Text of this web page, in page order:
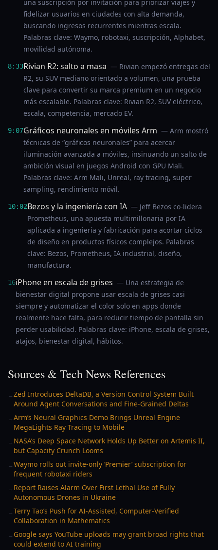
una suscripción por invitación para priorizar viajes y
fidelizar usuarios en ciudades con alta demanda,
buscando ingresos recurrentes mientras escala.
Palabras clave: Waymo, robotaxi, suscripción, Alphabet,
movilidad autónoma.
8:33Rivian R2: salto a masa — Rivian empezó entregas del
R2, su SUV mediano orientado a volumen, una prueba
clave para convertir su marca premium en un negocio
más escalable. Palabras clave: Rivian R2, SUV eléctrico,
escala, competencia, mercado EV.
9:07Gráficos neuronales en móviles Arm — Arm mostró
técnicas de “gráficos neuronales” para acercar
iluminación avanzada a móviles, insinuando un salto de
ambición visual en juegos Android con GPU Mali.
Palabras clave: Arm Mali, Unreal, ray tracing, super
sampling, rendimiento móvil.
10:02Bezos y la ingeniería con IA — Jeff Bezos co-lidera
Prometheus, una apuesta multimillonaria por IA
aplicada a ingeniería y fabricación para acortar ciclos
de diseño en productos físicos complejos. Palabras
clave: Bezos, Prometheus, IA industrial, diseño,
manufactura.
16iPhone en escala de grises — Una estrategia de
bienestar digital propone usar escala de grises casi
siempre y automatizar el color solo en apps donde
realmente hace falta, para reducir tiempo de pantalla sin
perder usabilidad. Palabras clave: iPhone, escala de grises,
atajos, bienestar digital, hábitos.
Sources & Tech News References
→Zed Introduces DeltaDB, a Version Control System Built
Around Agent Conversations and Fine-Grained Deltas
→Arm’s Neural Graphics Demo Brings Unreal Engine
MegaLights Ray Tracing to Mobile
→ NASA’s Deep Space Network Holds Up Better on Artemis II,
but Capacity Crunch Looms
→Waymo rolls out invite-only ‘Premier’ subscription for
frequent robotaxi riders
→ Report Raises Alarm Over First Lethal Use of Fully
Autonomous Drones in Ukraine
→Terry Tao’s Push for AI-Assisted, Computer-Verified
Collaboration in Mathematics
→ Google says YouTube uploads may grant broad rights that
could extend to AI training